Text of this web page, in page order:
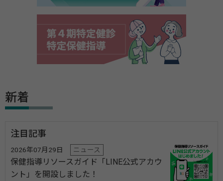
新着
注目記事
2026年07月29日 ニュース
保健指導リソースガイド「LINE公式アカウ
ント」を開設しました！